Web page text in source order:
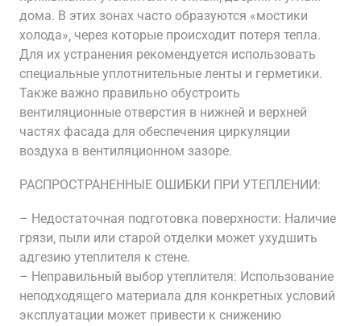
дома. В этих зонах часто образуются «мостики
холода»‚ через которые происходит потеря тепла.
Для их устранения рекомендуется использовать
специальные уплотнительные ленты и герметики.
Также важно правильно обустроить
вентиляционные отверстия в нижней и верхней
частях фасада для обеспечения циркуляции
воздуха в вентиляционном зазоре.
РАСПРОСТРАНЕННЫЕ ОШИБКИ ПРИ УТЕПЛЕНИИ:
– Недостаточная подготовка поверхности: Наличие
грязи‚ пыли или старой отделки может ухудшить
адгезию утеплителя к стене.
– Неправильный выбор утеплителя: Использование
неподходящего материала для конкретных условий
эксплуатации может привести к снижению